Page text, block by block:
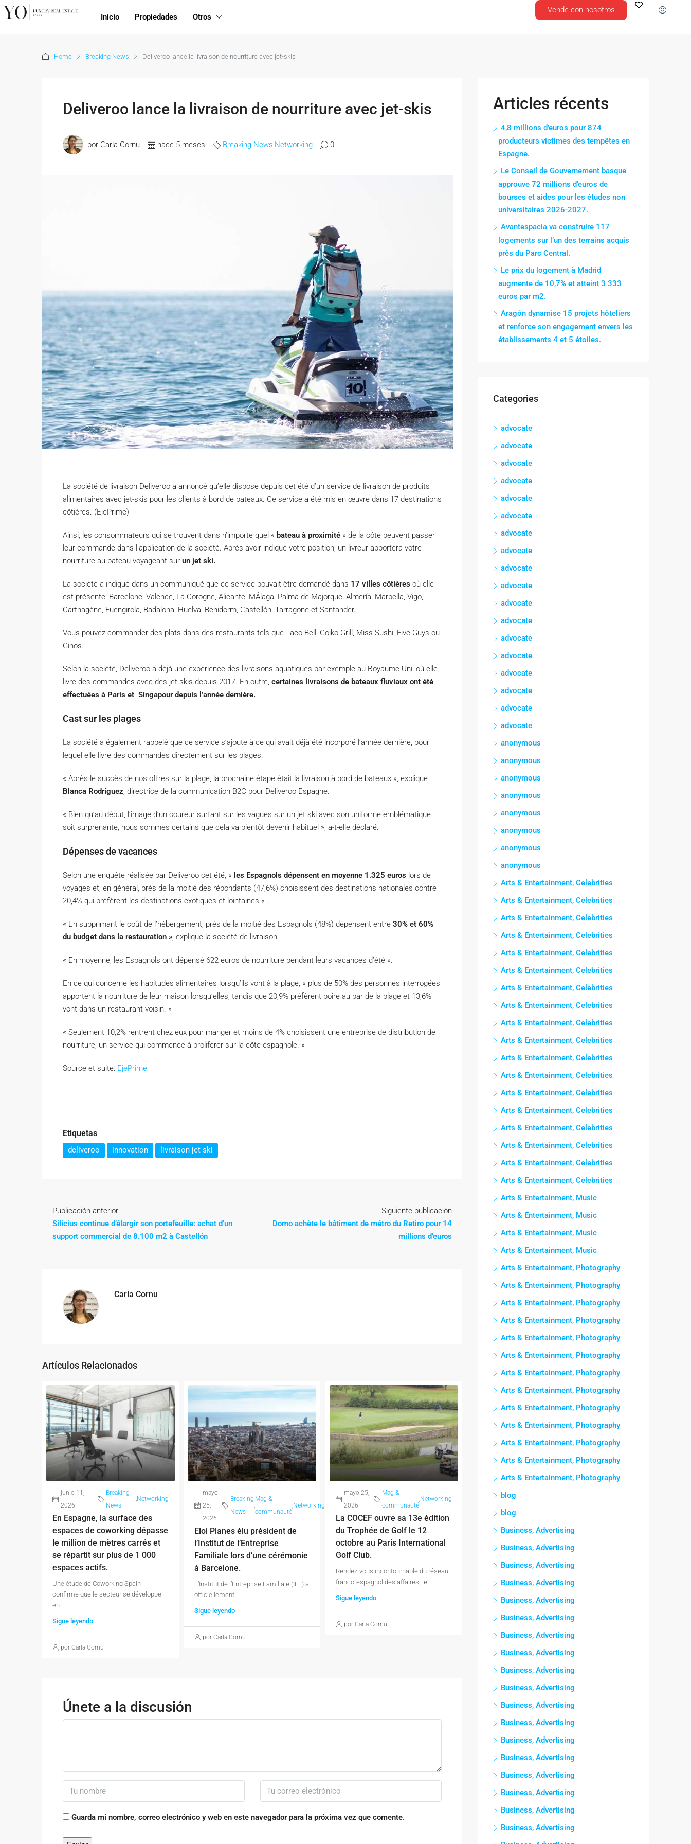
Inicio Propiedades Otros
Vende con nosotros
Home Breaking News Deliveroo lance la livraison de nourriture avec jet-skis
Deliveroo lance la livraison de nourriture avec jet-skis
por Carla Cornu hace 5 meses Breaking News Networking 0
La société de livraison Deliveroo a annoncé qu’elle dispose depuis cet été d’un service de livraison de produits
alimentaires avec jet-skis pour les clients à bord de bateaux. Ce service a été mis en œuvre dans 17 destinations
côtières. (EjePrime)
Ainsi, les consommateurs qui se trouvent dans n’importe quel « bateau à proximité » de la côte peuvent passer
leur commande dans l’application de la société. Après avoir indiqué votre position, un livreur apportera votre
nourriture au bateau voyageant sur un jet ski.
La société a indiqué dans un communiqué que ce service pouvait être demandé dans 17 villes côtières où elle
est présente: Barcelone, Valence, La Corogne, Alicante, MÁlaga, Palma de Majorque, Almería, Marbella, Vigo,
Carthagène, Fuengirola, Badalona, Huelva, Benidorm, Castellón, Tarragone et Santander.
Vous pouvez commander des plats dans des restaurants tels que Taco Bell, Goiko Grill, Miss Sushi, Five Guys ou
Ginos.
Selon la société, Deliveroo a déjà une expérience des livraisons aquatiques par exemple au Royaume-Uni, où elle
livre des commandes avec des jet-skis depuis 2017. En outre, certaines livraisons de bateaux fluviaux ont été
effectuées à Paris et Singapour depuis l’année dernière.
Cast sur les plages
La société a également rappelé que ce service s’ajoute à ce qui avait déjà été incorporé l’année dernière, pour
lequel elle livre des commandes directement sur les plages.
« Après le succès de nos offres sur la plage, la prochaine étape était la livraison à bord de bateaux », explique
Blanca Rodríguez, directrice de la communication B2C pour Deliveroo Espagne.
« Bien qu’au début, l’image d’un coureur surfant sur les vagues sur un jet ski avec son uniforme emblématique
soit surprenante, nous sommes certains que cela va bientôt devenir habituel », a-t-elle déclaré.
Dépenses de vacances
Selon une enquête réalisée par Deliveroo cet été, « les Espagnols dépensent en moyenne 1.325 euros lors de
voyages et, en général, près de la moitié des répondants (47,6%) choisissent des destinations nationales contre
20,4% qui préfèrent les destinations exotiques et lointaines « .
« En supprimant le coût de l’hébergement, près de la moitié des Espagnols (48%) dépensent entre 30% et 60%
du budget dans la restauration », explique la société de livraison.
« En moyenne, les Espagnols ont dépensé 622 euros de nourriture pendant leurs vacances d’été ».
En ce qui concerne les habitudes alimentaires lorsqu’ils vont à la plage, « plus de 50% des personnes interrogées
apportent la nourriture de leur maison lorsqu’elles, tandis que 20,9% préfèrent boire au bar de la plage et 13,6%
vont dans un restaurant voisin. »
« Seulement 10,2% rentrent chez eux pour manger et moins de 4% choisissent une entreprise de distribution de
nourriture, un service qui commence à proliférer sur la côte espagnole. »
Source et suite: EjePrime
Etiquetas
deliveroo innovation livraison jet ski
Publicación anterior
Silicius continue d’élargir son portefeuille: achat d’un
support commercial de 8.100 m2 à Castellón
Siguiente publicación
Domo achète le bâtiment de métro du Retiro pour 14
millions d’euros
Carla Cornu
Artículos Relacionados
junio 11,
2026
Breaking
News
,Networking
En Espagne, la surface des
espaces de coworking dépasse
le million de mètres carrés et
se répartit sur plus de 1 000
espaces actifs.
Une étude de Coworking Spain
confirme que le secteur se développe
en...
Sigue leyendo
por Carla Cornu
mayo
25,
2026
Breaking
News
Mag &
communauté
Networking
Eloi Planes élu président de
l’Institut de l’Entreprise
Familiale lors d’une cérémonie
à Barcelone.
L’Institut de l’Entreprise Familiale (IEF) a
officiellement...
Sigue leyendo
por Carla Cornu
mayo 25,
2026
Mag &
communauté
,Networking
La COCEF ouvre sa 13e édition
du Trophée de Golf le 12
octobre au Paris International
Golf Club.
Rendez-vous incontournable du réseau
franco-espagnol des affaires, le...
Sigue leyendo
por Carla Cornu
Únete a la discusión
Guarda mi nombre, correo electrónico y web en este navegador para la próxima vez que comente.
Articles récents
4,8 millions d’euros pour 874
producteurs victimes des tempêtes en
Espagne.
Le Conseil de Gouvernement basque
approuve 72 millions d’euros de
bourses et aides pour les études non
universitaires 2026-2027.
Avantespacia va construire 117
logements sur l’un des terrains acquis
près du Parc Central.
Le prix du logement à Madrid
augmente de 10,7% et atteint 3 333
euros par m2.
Aragón dynamise 15 projets hôteliers
et renforce son engagement envers les
établissements 4 et 5 étoiles.
Categories
advocate
advocate
advocate
advocate
advocate
advocate
advocate
advocate
advocate
advocate
advocate
advocate
advocate
advocate
advocate
advocate
advocate
advocate
anonymous
anonymous
anonymous
anonymous
anonymous
anonymous
anonymous
anonymous
Arts & Entertainment, Celebrities
Arts & Entertainment, Celebrities
Arts & Entertainment, Celebrities
Arts & Entertainment, Celebrities
Arts & Entertainment, Celebrities
Arts & Entertainment, Celebrities
Arts & Entertainment, Celebrities
Arts & Entertainment, Celebrities
Arts & Entertainment, Celebrities
Arts & Entertainment, Celebrities
Arts & Entertainment, Celebrities
Arts & Entertainment, Celebrities
Arts & Entertainment, Celebrities
Arts & Entertainment, Celebrities
Arts & Entertainment, Celebrities
Arts & Entertainment, Celebrities
Arts & Entertainment, Celebrities
Arts & Entertainment, Celebrities
Arts & Entertainment, Music
Arts & Entertainment, Music
Arts & Entertainment, Music
Arts & Entertainment, Music
Arts & Entertainment, Photography
Arts & Entertainment, Photography
Arts & Entertainment, Photography
Arts & Entertainment, Photography
Arts & Entertainment, Photography
Arts & Entertainment, Photography
Arts & Entertainment, Photography
Arts & Entertainment, Photography
Arts & Entertainment, Photography
Arts & Entertainment, Photography
Arts & Entertainment, Photography
Arts & Entertainment, Photography
Arts & Entertainment, Photography
blog
blog
Business, Advertising
Business, Advertising
Business, Advertising
Business, Advertising
Business, Advertising
Business, Advertising
Business, Advertising
Business, Advertising
Business, Advertising
Business, Advertising
Business, Advertising
Business, Advertising
Business, Advertising
Business, Advertising
Business, Advertising
Business, Advertising
Business, Advertising
Business, Advertising